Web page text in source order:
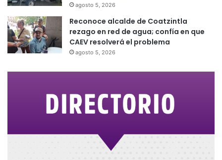
agosto 5, 2026
Reconoce alcalde de Coatzintla
rezago en red de agua; confía en que
CAEV resolverá el problema
agosto 5, 2026